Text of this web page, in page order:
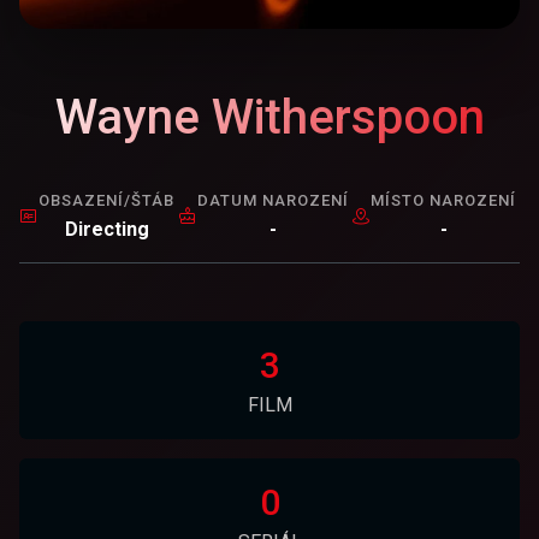
Wayne Witherspoon
OBSAZENÍ/ŠTÁB
Directing
DATUM NAROZENÍ
-
MÍSTO NAROZENÍ
-
3
FILM
0